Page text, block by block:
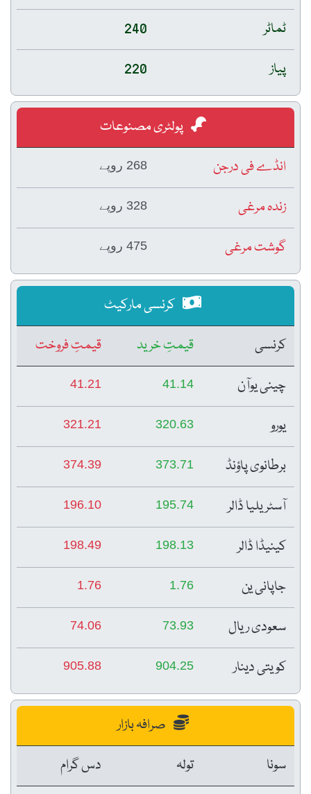
ٹماٹر
240
پیاز
220
پولٹری مصنوعات
انڈے فی درجن
268 روپے
زندہ مرغی 328 روپے
گوشت مرغی 475 روپے
کرنسی مارکیٹ
کرنسی
قیمتِ خرید
قیمتِ فروخت
چینی یوآن
41.14
41.21
یورو 320.63
321.21
برطانوی پاؤنڈ 373.71
374.39
آسٹریلیا ڈالر 195.74
196.10
کینیڈا ڈالر 198.13
198.49
جاپانی ین 1.76
1.76
سعودی ریال 73.93
74.06
کویتی دینار 904.25
905.88
صرافہ بازار
سونا
تولہ
دس گرام